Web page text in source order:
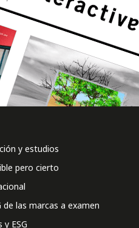
y estudios
pero cierto
de las marcas a examen
y ESG